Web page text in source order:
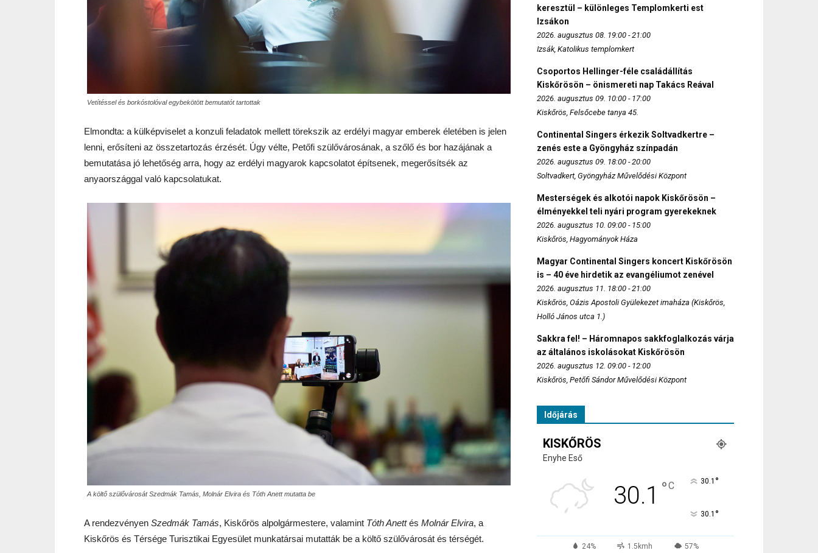
Vetítéssel és borkóstolóval egybekötött bemutatót tartottak
Elmondta: a külképviselet a konzuli feladatok mellett törekszik az erdélyi magyar emberek életében is jelen
lenni, erősíteni az összetartozás érzését. Úgy vélte, Petőfi szülővárosának, a szőlő és bor hazájának a
bemutatása jó lehetőség arra, hogy az erdélyi magyarok kapcsolatot építsenek, megerősítsék az
anyaországgal való kapcsolatukat.
A költő szülővárosát Szedmák Tamás, Molnár Elvira és Tóth Anett mutatta be
A rendezvényen Szedmák Tamás, Kiskőrös alpolgármestere, valamint Tóth Anettés Molnár Elvira, a
Kiskőrös és Térsége Turisztikai Egyesület munkatársai mutatták be a költő szülővárosát és térségét.
keresztül – különleges Templomkerti est
Izsákon
2026. augusztus 08. 19:00 - 21:00
Izsák, Katolikus templomkert
Csoportos Hellinger-féle családállítás
Kiskőrösön – önismereti nap Takács Reával
2026. augusztus 09. 10:00 - 17:00
Kiskőrös, Felsőcebe tanya 45.
Continental Singers érkezik Soltvadkertre –
zenés este a Gyöngyház színpadán
2026. augusztus 09. 18:00 - 20:00
Soltvadkert, Gyöngyház Művelődési Központ
Mesterségek és alkotói napok Kiskőrösön –
élményekkel teli nyári program gyerekeknek
2026. augusztus 10. 09:00 - 15:00
Kiskőrös, Hagyományok Háza
Magyar Continental Singers koncert Kiskőrösön
is – 40 éve hirdetik az evangéliumot zenével
2026. augusztus 11. 18:00 - 21:00
Kiskőrös, Oázis Apostoli Gyülekezet imaháza (Kiskőrös,
Holló János utca 1.)
Sakkra fel! – Háromnapos sakkfoglalkozás várja
az általános iskolásokat Kiskőrösön
2026. augusztus 12. 09:00 - 12:00
Kiskőrös, Petőfi Sándor Művelődési Központ
Időjárás
KISKŐRÖS
Enyhe Eső
30.1 °C 30.1 °
30.1 °
24% 1.5kmh 57%